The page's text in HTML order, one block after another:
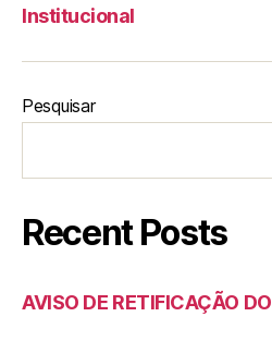
Institucional
Pesquisar
Recent Posts
AVISO DE RETIFICAÇÃO